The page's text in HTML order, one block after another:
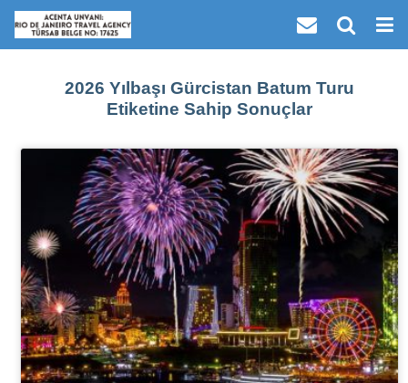
2026 Yılbaşı Gürcistan Batum Turu
Etiketine Sahip Sonuçlar